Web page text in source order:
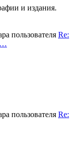
и издания.
Re:
Re: